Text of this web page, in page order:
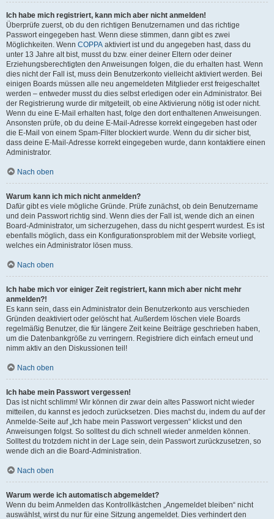
Ich habe mich registriert, kann mich aber nicht anmelden!
Überprüfe zuerst, ob du den richtigen Benutzernamen und das richtige
Passwort eingegeben hast. Wenn diese stimmen, dann gibt es zwei
Möglichkeiten. Wenn COPPA aktiviert ist und du angegeben hast, dass du
unter 13 Jahre alt bist, musst du bzw. einer deiner Eltern oder deiner
Erziehungsberechtigten den Anweisungen folgen, die du erhalten hast. Wenn
dies nicht der Fall ist, muss dein Benutzerkonto vielleicht aktiviert werden. Bei
einigen Boards müssen alle neu angemeldeten Mitglieder erst freigeschaltet
werden – entweder musst du dies selbst erledigen oder ein Administrator. Bei
der Registrierung wurde dir mitgeteilt, ob eine Aktivierung nötig ist oder nicht.
Wenn du eine E-Mail erhalten hast, folge den dort enthaltenen Anweisungen.
Ansonsten prüfe, ob du deine E-Mail-Adresse korrekt eingegeben hast oder
die E-Mail von einem Spam-Filter blockiert wurde. Wenn du dir sicher bist,
dass deine E-Mail-Adresse korrekt eingegeben wurde, dann kontaktiere einen
Administrator.
Nach oben
Warum kann ich mich nicht anmelden?
Dafür gibt es viele mögliche Gründe. Prüfe zunächst, ob dein Benutzername
und dein Passwort richtig sind. Wenn dies der Fall ist, wende dich an einen
Board-Administrator, um sicherzugehen, dass du nicht gesperrt wurdest. Es ist
ebenfalls möglich, dass ein Konfigurationsproblem mit der Website vorliegt,
welches ein Administrator lösen muss.
Nach oben
Ich habe mich vor einiger Zeit registriert, kann mich aber nicht mehr
anmelden?!
Es kann sein, dass ein Administrator dein Benutzerkonto aus verschieden
Gründen deaktiviert oder gelöscht hat. Außerdem löschen viele Boards
regelmäßig Benutzer, die für längere Zeit keine Beiträge geschrieben haben,
um die Datenbankgröße zu verringern. Registriere dich einfach erneut und
nimm aktiv an den Diskussionen teil!
Nach oben
Ich habe mein Passwort vergessen!
Das ist nicht schlimm! Wir können dir zwar dein altes Passwort nicht wieder
mitteilen, du kannst es jedoch zurücksetzen. Dies machst du, indem du auf der
Anmelde-Seite auf „Ich habe mein Passwort vergessen“ klickst und den
Anweisungen folgst. So solltest du dich schnell wieder anmelden können.
Solltest du trotzdem nicht in der Lage sein, dein Passwort zurückzusetzen, so
wende dich an die Board-Administration.
Nach oben
Warum werde ich automatisch abgemeldet?
Wenn du beim Anmelden das Kontrollkästchen „Angemeldet bleiben“ nicht
auswählst, wirst du nur für eine Sitzung angemeldet. Dies verhindert den